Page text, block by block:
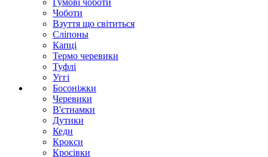
Гумові чоботи
Чоботи
Взуття що світиться
Сліпоны
Капці
Термо черевики
Туфлі
Уггі
Босоніжки
Черевики
В'єтнамки
Дутики
Кеди
Крокси
Кросівки